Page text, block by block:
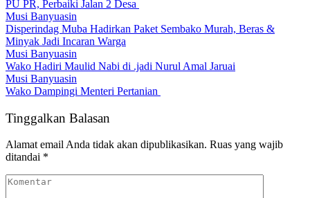
PU PR, Perbaiki Jalan 2 Desa
Musi Banyuasin
Disperindag Muba Hadirkan Paket Sembako Murah, Beras &
Minyak Jadi Incaran Warga
Musi Banyuasin
Wako Hadiri Maulid Nabi di .jadi Nurul Amal Jaruai
Musi Banyuasin
Wako Dampingi Menteri Pertanian
Tinggalkan Balasan
Alamat email Anda tidak akan dipublikasikan. Ruas yang wajib
ditandai *